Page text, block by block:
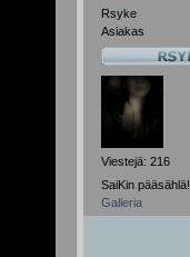
Rsyke
Asiakas
Viestejä: 216
SaiKin pääsählä!
Galleria